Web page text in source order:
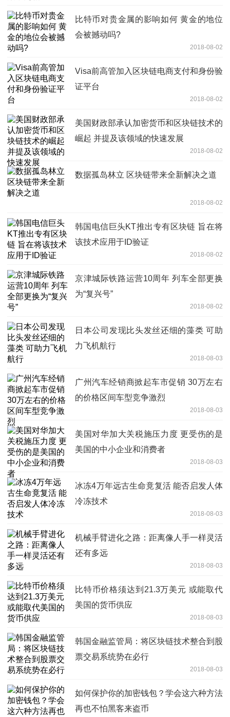
比特币对贵金属的影响如何 黄金的地位
会被撼动吗?
2018-08-02
Visa前高管加入区块链电商支付和身份验
证平台
2018-08-02
美国财政部承认加密货币和区块链技术的
崛起 并提及该领域的快速发展
2018-08-02
数据孤岛林立 区块链带来全新解决之道
2018-08-02
韩国电信巨头KT推出专有区块链 旨在将
该技术应用于ID验证
2018-08-02
京津城际铁路运营10周年 列车全部更换
为“复兴号”
2018-08-02
日本公司发现比头发丝还细的藻类 可助
力飞机航行
2018-08-03
广州汽车经销商掀起车市促销 30万左右
的价格区间车型竞争激烈
2018-08-03
美国对华加大关税施压力度 更受伤的是
美国的中小企业和消费者
2018-08-03
冰冻4万年远古生命竟复活 能否启发人体
冷冻技术
2018-08-03
机械手臂进化之路：距离像人手一样灵活
还有多远
2018-08-03
比特币价格须达到21.3万美元 或能取代
美国的货币供应
2018-08-03
韩国金融监管局：将区块链技术整合到股
票交易系统势在必行
2018-08-03
如何保护你的加密钱包？学会这六种方法
再也不怕黑客来盗币